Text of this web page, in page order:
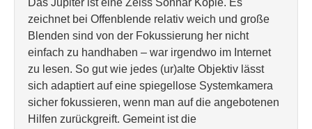
Das Jupiter ist eine Zeiss Sonnar Kopie. Es
zeichnet bei Offenblende relativ weich und große
Blenden sind von der Fokussierung her nicht
einfach zu handhaben – war irgendwo im Internet
zu lesen. So gut wie jedes (ur)alte Objektiv lässt
sich adaptiert auf eine spiegellose Systemkamera
sicher fokussieren, wenn man auf die angebotenen
Hilfen zurückgreift. Gemeint ist die